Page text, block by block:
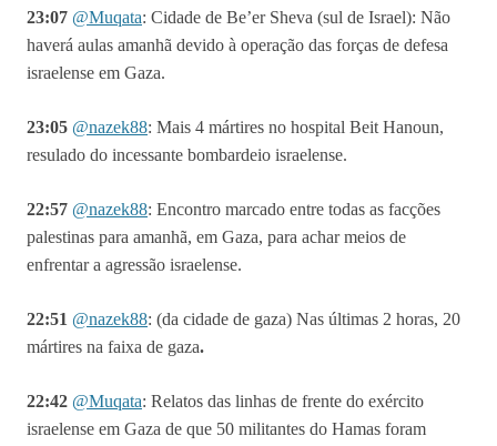
23:07 @Muqata: Cidade de Be’er Sheva (sul de Israel): Não
haverá aulas amanhã devido à operação das forças de defesa
israelense em Gaza.
23:05 @nazek88: Mais 4 mártires no hospital Beit Hanoun,
resulado do incessante bombardeio israelense.
22:57 @nazek88: Encontro marcado entre todas as facções
palestinas para amanhã, em Gaza, para achar meios de
enfrentar a agressão israelense.
22:51 @nazek88: (da cidade de gaza) Nas últimas 2 horas, 20
mártires na faixa de gaza.
22:42 @Muqata: Relatos das linhas de frente do exército
israelense em Gaza de que 50 militantes do Hamas foram